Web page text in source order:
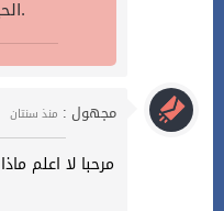
الحياتية): دعواتكِ لها.
مجهول : منذ سنتان
مرحبا لا اعلم